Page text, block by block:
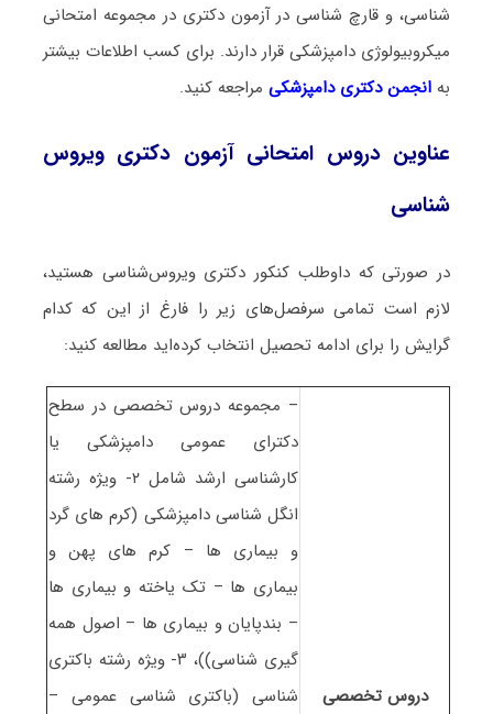
شناسی، و قارچ شناسی در آزمون دکتری در مجموعه امتحانی
میکروبیولوژی دامپزشکی قرار دارند. برای کسب اطلاعات بیشتر
به انجمن دکتری دامپزشکیمراجعه کنید.
عناوین دروس امتحانی آزمون دکتری ویروس‌
شناسی
در صورتی که داوطلب کنکور دکتری ویروس‌شناسی هستید،
لازم است تمامی سرفصل‌های زیر را فارغ از این که کدام
گرایش را برای ادامه تحصیل انتخاب کرده‌اید مطالعه کنید:
دروس تخصصی
– مجموعه دروس تخصصی در سطح
دکترای عمومی دامپزشکی یا
کارشناسی ارشد شامل ۲- ویژه رشته
انگل شناسی دامپزشکی (کرم های گرد
و بیماری ها – کرم های پهن و
بیماری ها – تک یاخته و بیماری ها
– بندپایان و بیماری ها – اصول همه
گیری شناسی))، ۳- ویژه رشته باکتری
شناسی (باکتری شناسی عمومی –